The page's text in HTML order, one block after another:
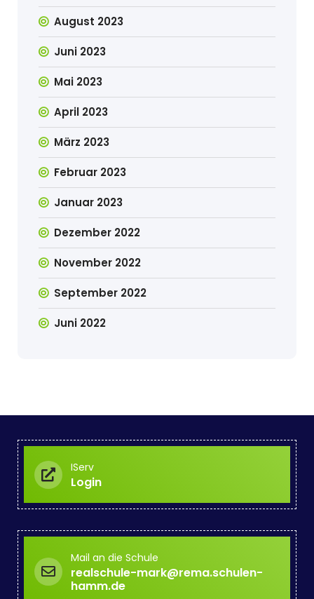
August 2023
Juni 2023
Mai 2023
April 2023
März 2023
Februar 2023
Januar 2023
Dezember 2022
November 2022
September 2022
Juni 2022
IServ
Login
Mail an die Schule
realschule-mark@rema.schulen-
hamm.de